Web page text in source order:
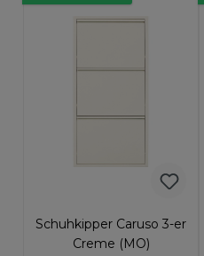
Schuhkipper Caruso 3-er
Creme (MO)